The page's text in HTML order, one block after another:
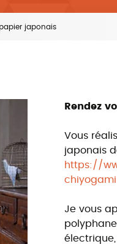
japonais
Rendez
Vous
japonais
https://
chiyogami
Je vous
électrique,